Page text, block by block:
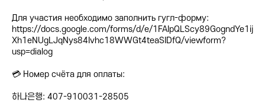
Для участия необходимо заполнить гугл-форму:
https://docs.google.com/forms/d/e/1FAIpQLScy89GogndYe1ij
Xh1eNUgLJqNys84Ivhc18WWGt4teaSIDfQ/viewform?
usp=dialog
💳 Номер счёта для оплаты:
하나은행: 407-910031-28505